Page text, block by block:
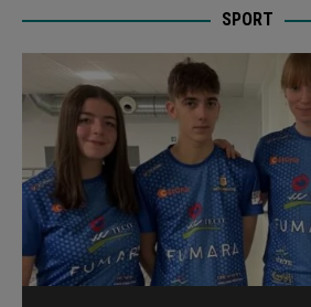
SPORT